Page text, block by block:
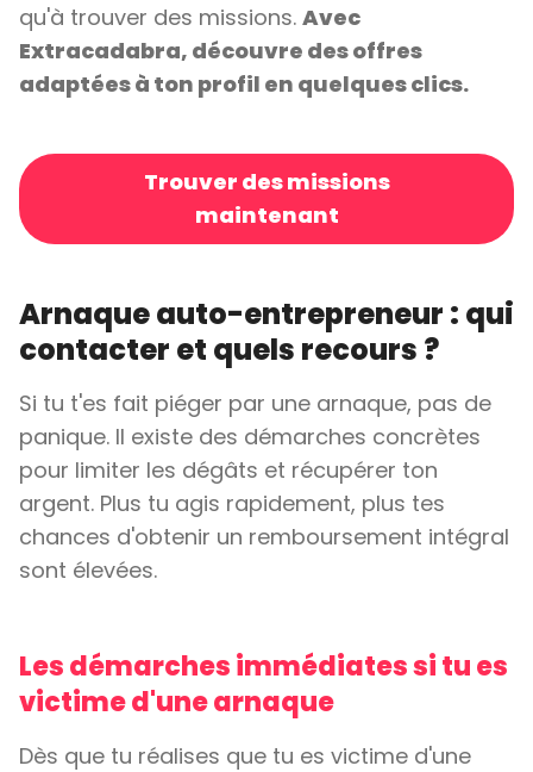
qu'à trouver des missions. Avec
Extracadabra, découvre des offres
adaptées à ton profil en quelques clics.
Trouver des missions
maintenant
Arnaque auto-entrepreneur : qui
contacter et quels recours ?
Si tu t'es fait piéger par une arnaque, pas de
panique. Il existe des démarches concrètes
pour limiter les dégâts et récupérer ton
argent. Plus tu agis rapidement, plus tes
chances d'obtenir un remboursement intégral
sont élevées.
Les démarches immédiates si tu es
victime d'une arnaque
Dès que tu réalises que tu es victime d'une